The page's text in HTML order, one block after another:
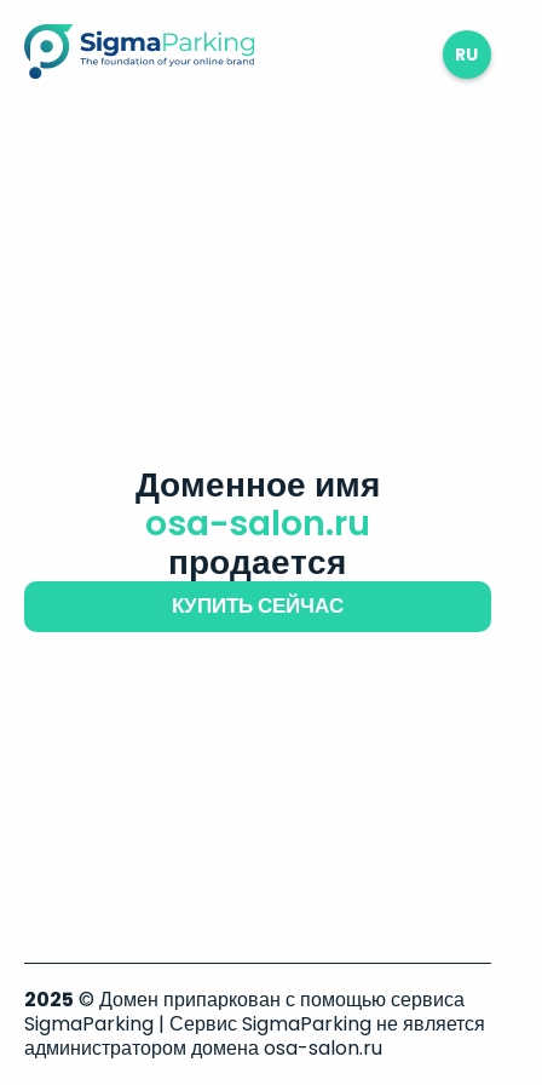
RU
Доменное имя
osa-salon.ru
продается
КУПИТЬ СЕЙЧАС
2025 © Домен припаркован с помощью сервиса
SigmaParking | Сервис SigmaParking не является
администратором домена osa-salon.ru